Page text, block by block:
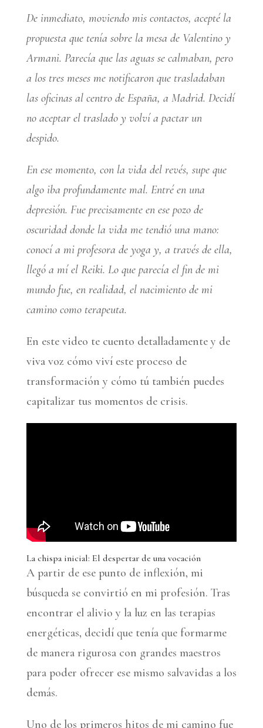
De inmediato, moviendo mis contactos, acepté la
propuesta que tenía sobre la mesa de Valentino y
Armani. Parecía que las aguas se calmaban, pero
a los tres meses me notificaron que trasladaban
las oficinas al centro de España, a Madrid. Decidí
no aceptar el traslado y volví a pactar un
despido.
En ese momento, con la vida del revés, supe que
algo iba profundamente mal. Entré en una
depresión. Fue precisamente en ese pozo de
oscuridad donde la vida me tendió una mano:
conocí a mi profesora de yoga y, a través de ella,
llegó a mí el Reiki. Lo que parecía el fin de mi
mundo fue, en realidad, el nacimiento de mi
camino como terapeuta.
En este video te cuento detalladamente y de
viva voz cómo viví este proceso de
transformación y cómo tú también puedes
capitalizar tus momentos de crisis.
La chispa inicial: El despertar de una vocación
A partir de ese punto de inflexión, mi
búsqueda se convirtió en mi profesión. Tras
encontrar el alivio y la luz en las terapias
energéticas, decidí que tenía que formarme
de manera rigurosa con grandes maestros
para poder ofrecer ese mismo salvavidas a los
demás.
Uno de los primeros hitos de mi camino fue